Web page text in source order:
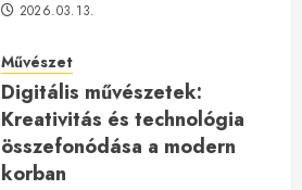
2026.03.13.
Művészet
Digitális művészetek:
Kreativitás és technológia
összefonódása a modern
korban